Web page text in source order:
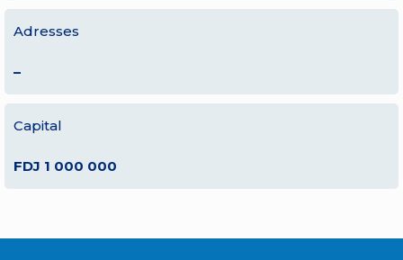
Adresses
–
Capital
FDJ 1 000 000